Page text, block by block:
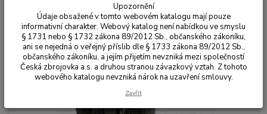
Upozornění
Údaje obsažené v tomto webovém katalogu mají pouze
informativní charakter. Webový katalog není nabídkou ve smyslu
§ 1731 nebo § 1732 zákona 89/2012 Sb., občanského zákoníku,
ani se nejedná o veřejný příslib dle § 1733 zákona 89/2012 Sb.,
občanského zákoníku, a jejím přijetím nevzniká mezi společností
Česká zbrojovka a.s. a druhou stranou závazkový vztah. Z tohoto
webového katalogu nevzniká nárok na uzavření smlouvy.
Zavřít